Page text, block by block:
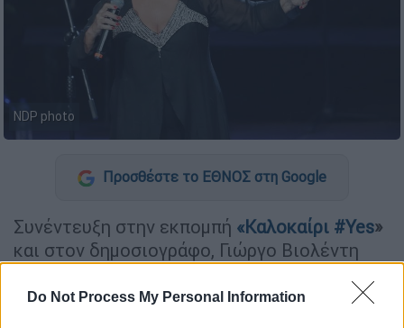
Do Not Process My Personal Information
NDP photo
Προσθέστε το ΕΘΝΟΣ στη Google
Συνέντευξη στην εκπομπή «Καλοκαίρι #Yes»
και στον δημοσιογράφο, Γιώργο Βιολέντη
Η τραγουδίστρια, μεταξύ άλλων, αναφέρθηκε